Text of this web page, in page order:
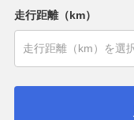
走行距離（km）